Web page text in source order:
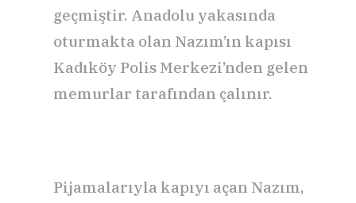
geçmiştir. Anadolu yakasında
oturmakta olan Nazım’ın kapısı
Kadıköy Polis Merkezi’nden gelen
memurlar tarafından çalınır.
Pijamalarıyla kapıyı açan Nazım,